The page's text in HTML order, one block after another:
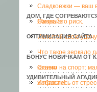
ДОМ, ГДЕ
ОПТИМИЗАЦИЯ САЙТА
БОНУС НОВИЧКАМ ОТ
УДИВИТЕЛЬНЫЙ
Сладкоежки — ваш
Санрайз
Жизнь это риск.
Испытай свою удачу
Что такое зеркало
казино
Ставки на спорт:
хитрости!
Избавьтесь от